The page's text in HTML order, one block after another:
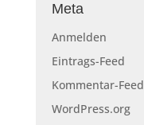
Meta
Anmelden
Eintrags-Feed
Kommentar-Feed
WordPress.org